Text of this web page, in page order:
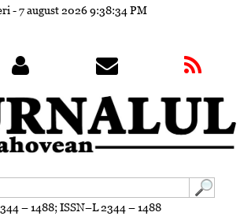
- 7 august 20269:38:37 PM
– 1488; ISSN–L 2344 – 1488